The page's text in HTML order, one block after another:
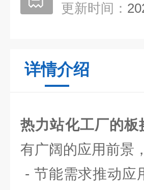
更新时间：
详情介绍
热力站化工厂的
有广阔的应用前景
- 节能需求推动应